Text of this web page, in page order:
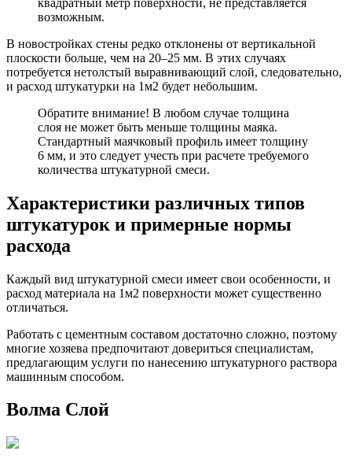
возможным.
В новостройках стены редко отклонены от вертикальной
плоскости больше, чем на 20–25 мм. В этих случаях
потребуется нетолстый выравнивающий слой, следовательно,
и расход штукатурки на 1м2 будет небольшим.
Обратите внимание! В любом случае толщина
слоя не может быть меньше толщины маяка.
Стандартный маячковый профиль имеет толщину
6 мм, и это следует учесть при расчете требуемого
количества штукатурной смеси.
Характеристики различных типов
штукатурок и примерные нормы
расхода
Каждый вид штукатурной смеси имеет свои особенности, и
расход материала на 1м2 поверхности может существенно
отличаться.
Работать с цементным составом достаточно сложно, поэтому
многие хозяева предпочитают довериться специалистам,
предлагающим услуги по нанесению штукатурного раствора
машинным способом.
Волма Слой